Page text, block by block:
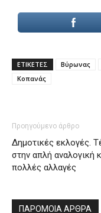
ΕΤΙΚΕΤΕΣ Βύρωνας
Κοπανάς
Προηγούμενο άρθρο
Δημοτικές εκλογές.
στην απλή αναλογική
πολλές αλλαγές
ΠΑΡΟΜΟΙΑ ΑΡΘΡΑ